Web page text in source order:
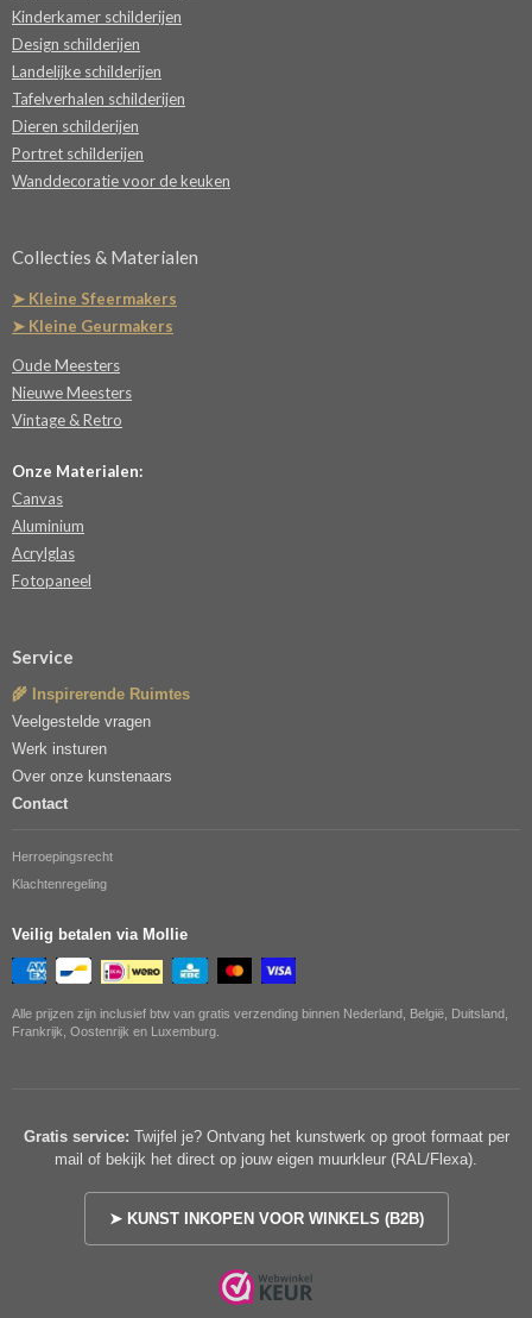
Kinderkamer schilderijen
Design schilderijen
Landelijke schilderijen
Tafelverhalen schilderijen
Dieren schilderijen
Portret schilderijen
Wanddecoratie voor de keuken
Collecties & Materialen
➤ Kleine Sfeermakers
➤ Kleine Geurmakers
Oude Meesters
Nieuwe Meesters
Vintage & Retro
Onze Materialen:
Canvas
Aluminium
Acrylglas
Fotopaneel
Service
🌾 Inspirerende Ruimtes
Veelgestelde vragen
Werk insturen
Over onze kunstenaars
Contact
Herroepingsrecht
Klachtenregeling
Veilig betalen via Mollie
Alle prijzen zijn inclusief btw van gratis verzending binnen Nederland, België, Duitsland,
Frankrijk, Oostenrijk en Luxemburg.
Gratis service: Twijfel je? Ontvang het kunstwerk op groot formaat per
mail of bekijk het direct op jouw eigen muurkleur (RAL/Flexa).
➤ KUNST INKOPEN VOOR WINKELS (B2B)